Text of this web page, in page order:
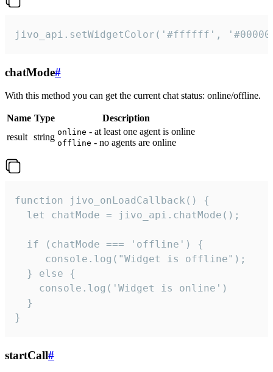
jivo_api.setWidgetColor('#ffffff',
chatMode#
With this method you can get the current chat status: online/offline.
Name Type
Description
result string online - at least one agent is online
offline - no agents are online
function jivo_onLoadCallback() {
  let chatMode = jivo_api.chatMode();
  if (chatMode === 'offline') {
     console.log("Widget is offline");
  } else {
    console.log('Widget is online')
  }
}
startCall#